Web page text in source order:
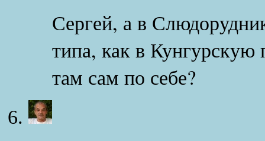
Сергей, а в
типа, как в
там сам по себе?